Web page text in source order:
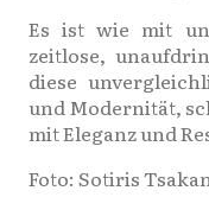
Es ist wie mit
zeitlose,
diese
und Modernität,
mit Eleganz und
Foto: Sotiris